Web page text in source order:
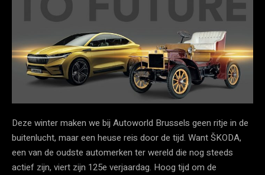
Deze winter maken we bij Autoworld Brussels geen ritje in de
buitenlucht, maar een heuse reis door de tijd. Want ŠKODA,
een van de oudste automerken ter wereld die nog steeds
actief zijn, viert zijn 125e verjaardag. Hoog tijd om de